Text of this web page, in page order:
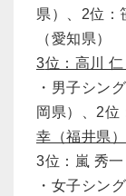
県）、2位：
（愛知県）
3位：高川 仁
・男子シン
岡県）、2位
幸（福井県）
3位：嵐 秀一
・女子シン